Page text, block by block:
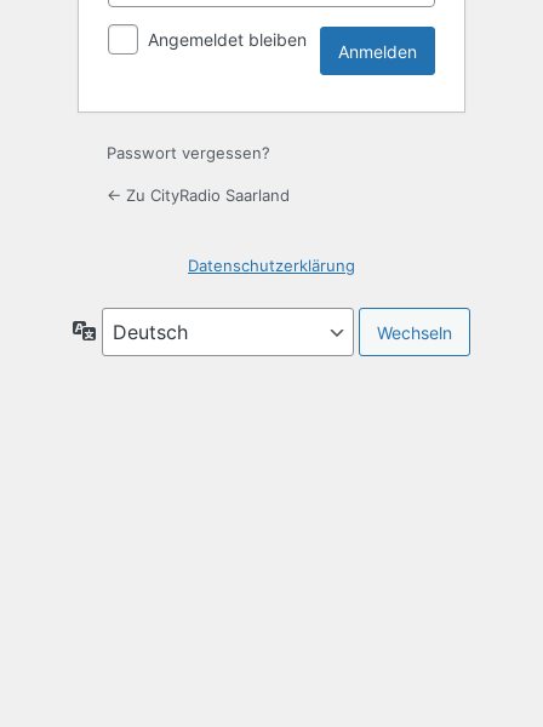
Angemeldet bleiben
Passwort vergessen?
← Zu CityRadio Saarland
Datenschutzerklärung
Sprache